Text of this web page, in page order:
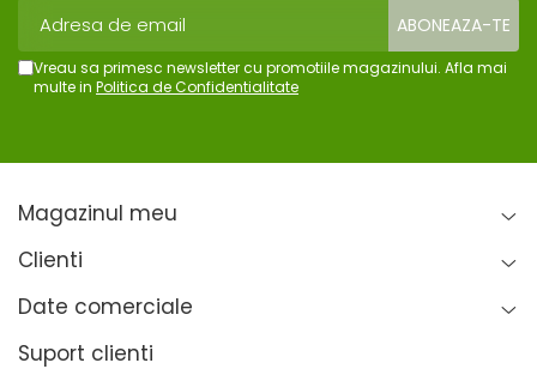
Vreau sa primesc newsletter cu promotiile magazinului. Afla mai
multe in Politica de Confidentialitate
Magazinul meu
Clienti
Date comerciale
Suport clienti